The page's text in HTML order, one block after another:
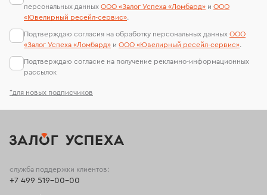
*для новых подписчиков
персональных данных ООО «Залог Успеха «Ломбард» и ООО
«Ювелирный ресейл-сервиc».
Подтверждаю согласия на обработку персональных данных ООО
«Залог Успеха «Ломбард» и ООО «Ювелирный ресейл-сервиc».
Подтверждаю согласие на получение рекламно-информационных
рассылок
служба поддержки клиентов:
+7 499 519-00-00